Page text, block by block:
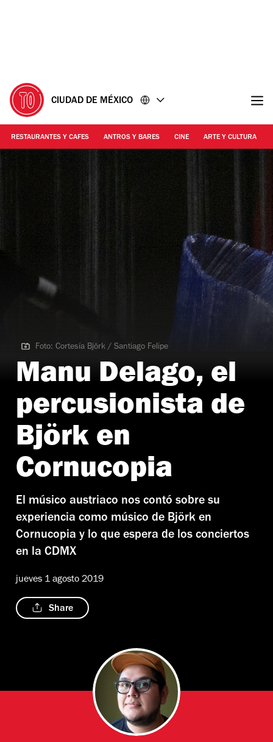
CIUDAD DE MÉXICO
RESTAURANTES Y CAFES ANTROS Y BARES CINE ARTE Y CULTURA
Foto: Cortesía Björk / Santiago Felipe
Foto: Cortesía Björk / Santiago Felipe
Manu Delago, el
percusionista de
Björk en
Cornucopia
El músico austriaco nos contó sobre su
experiencia como músico de Björk en
Cornucopia y lo que espera de los conciertos
en la CDMX
jueves 1 agosto 2019
Share